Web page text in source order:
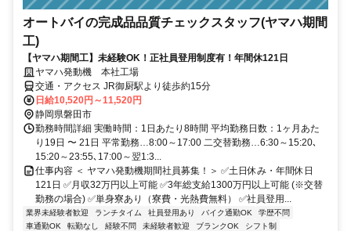
オートバイの完成品品質チェックスタッフ(ヤマハ期間
工)
【ヤマハ期間工】未経験OK！正社員登用制度有！年間休121日
ヤマハ発動機 本社工場
交通・アクセス JR御厨駅より徒歩約15分
日給10,520円～11,520円
静岡県磐田市
勤務時間詳細 実働時間：1日あたり8時間 平均勤務日数：1ヶ月あた
り19日 〜 21日 平常勤務…8:00～17:00 二交替勤務…6:30～15:20､
15:20～23:55､17:00～翌1:3...
仕事内容 ＜ ヤマハ発動機期間社員募集！＞ ✅土日休み・年間休日
121日 ✅月収32万円以上可能 ✅3年総支給1300万円以上可能 (※交替
勤務の場合) ✅単身寮あり（寮費・光熱費無料） ✅社員登用...
業界未経験者歓迎 ランチタイム 社員登用あり バイク通勤OK
学歴不問
車通勤OK
転勤なし 経験不問 未経験者歓迎 ブランクOK
シフト制